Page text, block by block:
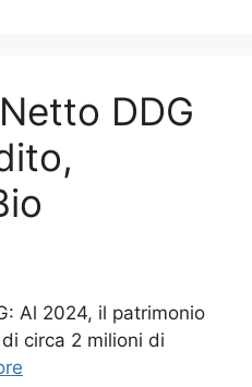
DDG
Al 2024, il patrimonio
circa 2 milioni di